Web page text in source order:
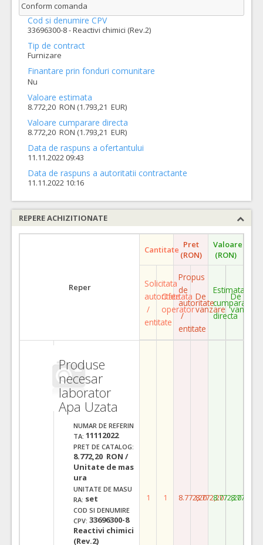
Conform comanda
Cod si denumire CPV
33696300-8 - Reactivi chimici (Rev.2)
Tip de contract
Furnizare
Finantare prin fonduri comunitare
Nu
Valoare estimata
8.772,20 RON (1.793,21 EUR)
Valoare cumparare directa
8.772,20 RON (1.793,21 EUR)
Data de raspuns a ofertantului
11.11.2022 09:43
Data de raspuns a autoritatii contractante
11.11.2022 10:16
REPERE ACHIZITIONATE
Reper
Cantitate Pret
(RON)
Valoare
(RON)
Solicitata
autoritate
/
entitate
Ofertata
operator
Propus
de
autoritate
/
entitate
De
vanzare
Estimata
cumparare
directa
De
vanzare
Produse
necesar
laborator
Apa Uzata
NUMAR DE REFERIN
TA: 11112022
PRET DE CATALOG:
8.772,20 RON /
Unitate de mas
ura
UNITATE DE MASU
RA: set
COD SI DENUMIRE
CPV: 33696300-8
Reactivi chimici
(Rev.2)
1 1 8.772,208.772,208.772,208.772,20